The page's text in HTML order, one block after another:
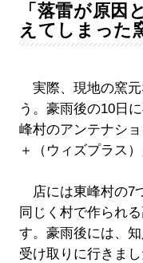
「落雷が原因
えてしまった
実際、現地の窯元
う。豪雨後の10日
峰村のアンテナシ
＋（ウィズプラス
店には東峰村の7
同じく村で作られ
す。豪雨後には、
受け取りに行きま